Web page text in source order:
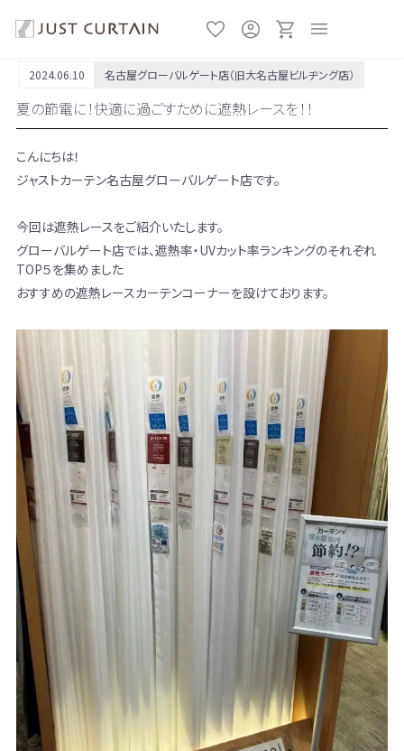
2024.06.10 名古屋グローバルゲート店（旧大名古屋ビルヂング店）
夏の節電に！快適に過ごすために遮熱レースを！！
こんにちは！
ジャストカーテン名古屋グローバルゲート店です。
今回は遮熱レースをご紹介いたします。
グローバルゲート店では、遮熱率・UVカット率ランキングのそれぞれ
TOP５を集めました
おすすめの遮熱レースカーテンコーナーを設けております。